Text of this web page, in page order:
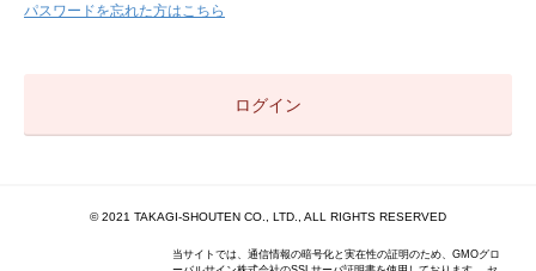
パスワードを忘れた方はこちら
© 2021 TAKAGI-SHOUTEN CO., LTD., ALL RIGHTS RESERVED
当サイトでは、通信情報の暗号化と実在性の証明のため、GMOグロ